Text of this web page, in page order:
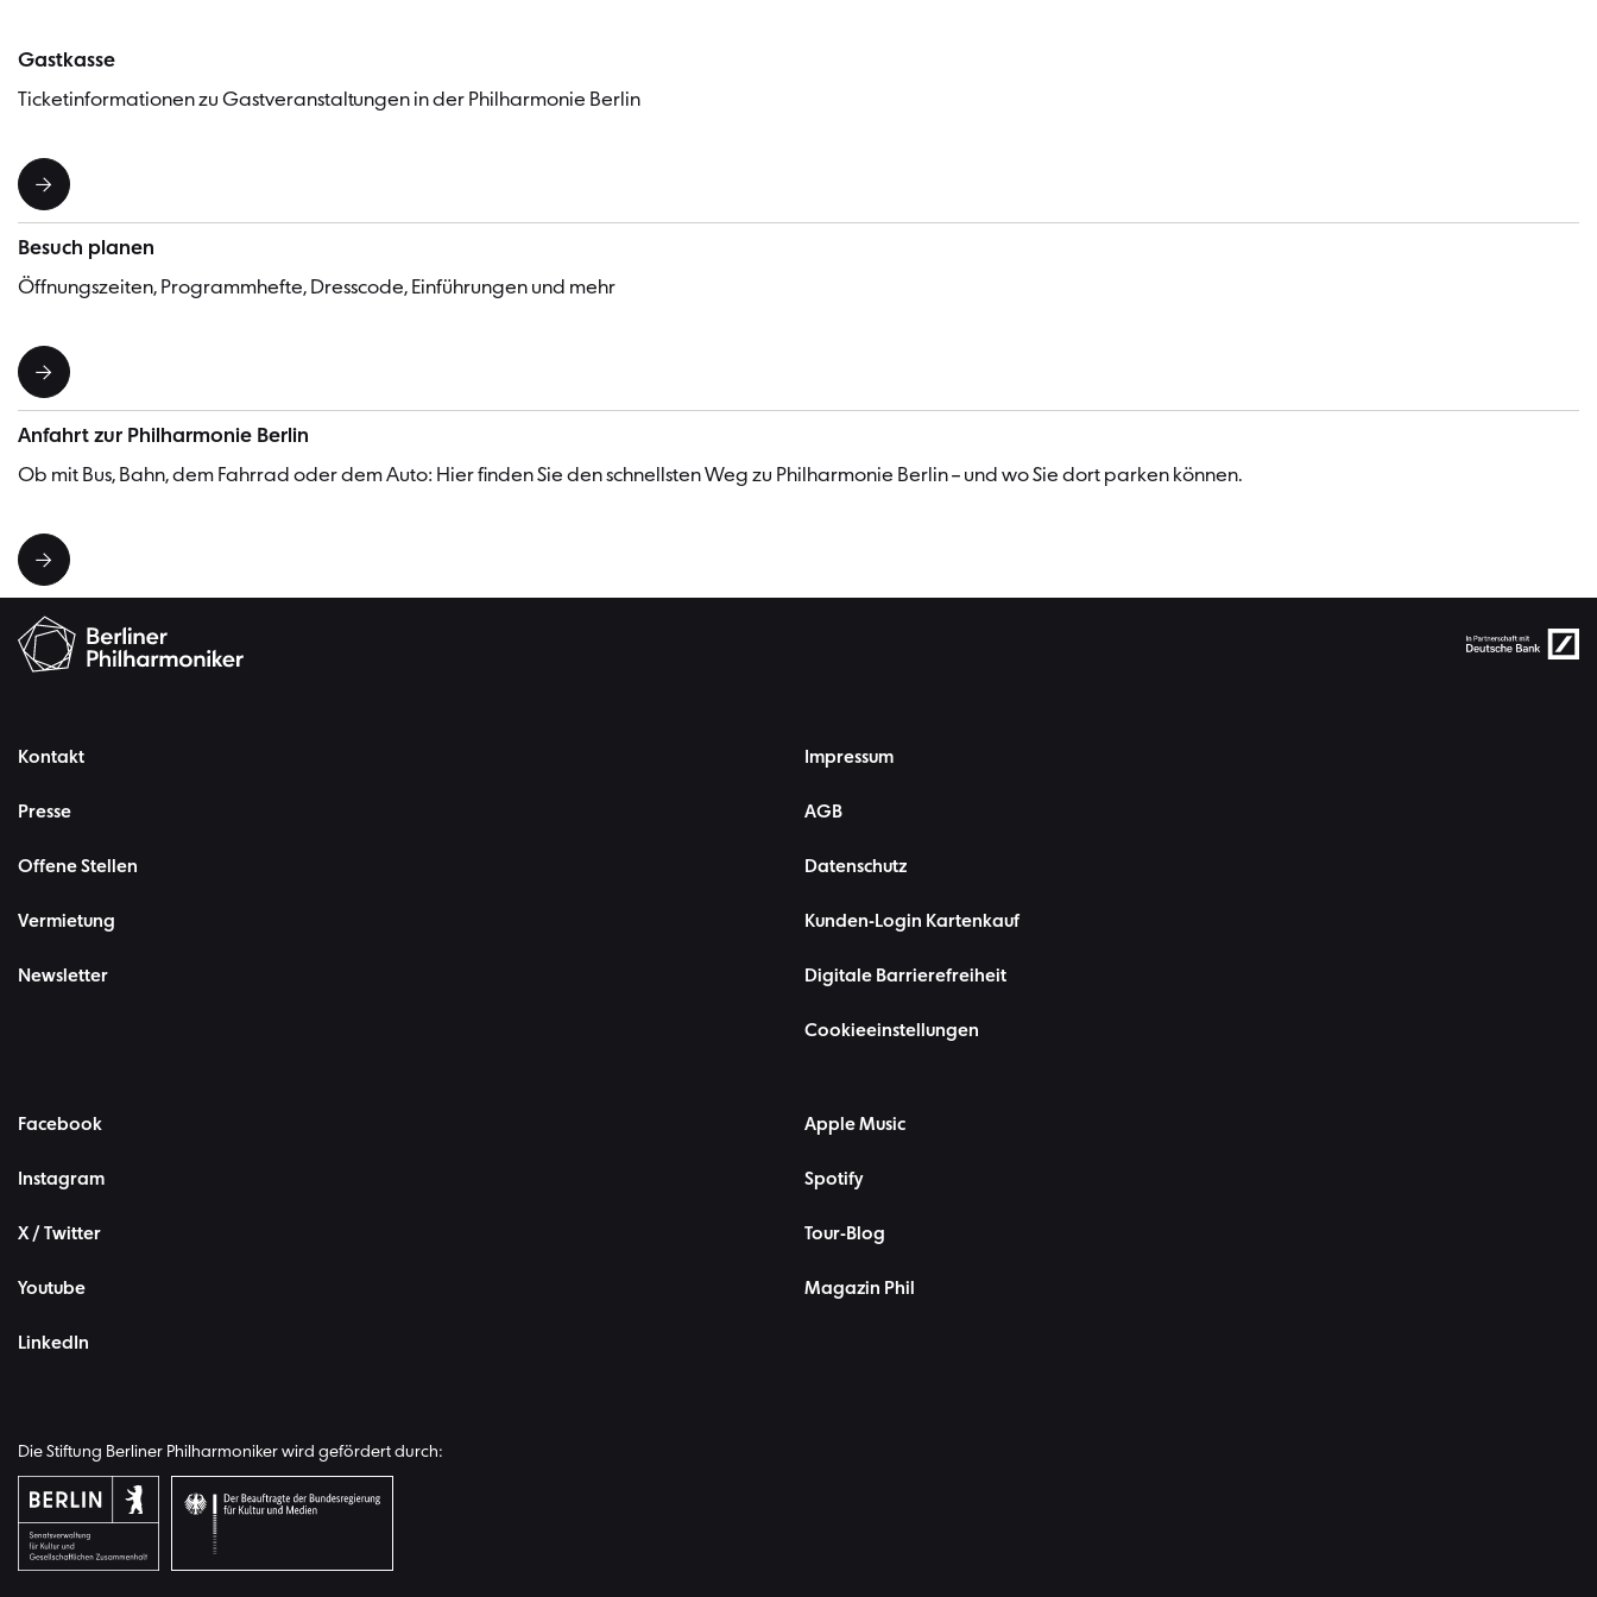
Gastkasse
Ticketinformationen zu Gastveranstaltungen in der Philharmonie Berlin
Besuch planen
Öffnungszeiten, Programmhefte, Dresscode, Einführungen und mehr
Anfahrt zur Philharmonie Berlin
Ob mit Bus, Bahn, dem Fahrrad oder dem Auto: Hier finden Sie den schnellsten Weg zu Philharmonie Berlin – und wo Sie dort parken können.
Kontakt
Presse
Offene Stellen
Vermietung
Newsletter
Impressum
AGB
Datenschutz
Kunden-Login Kartenkauf
Digitale Barrierefreiheit
Cookieeinstellungen
Facebook
Instagram
X / Twitter
Youtube
LinkedIn
Apple Music
Spotify
Tour-Blog
Magazin Phil
Die Stiftung Berliner Philharmoniker wird gefördert durch: